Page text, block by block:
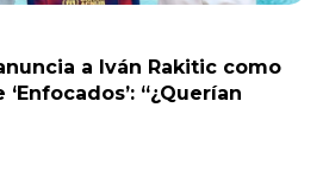
a Iván Rakitic como
“¿Querían